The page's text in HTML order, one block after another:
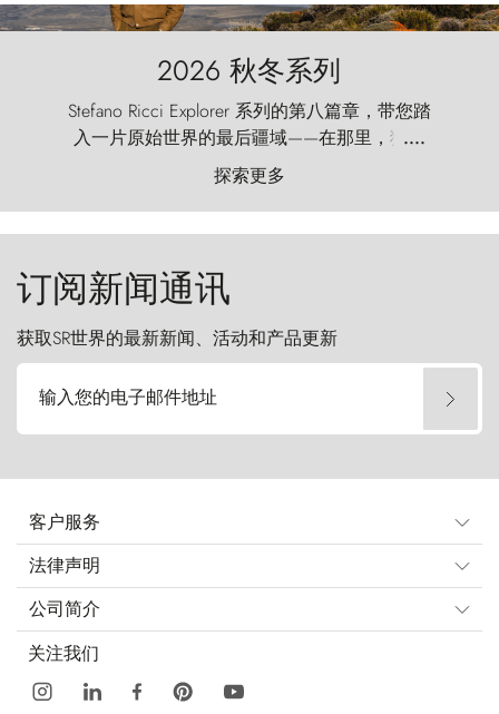
2026 秋冬系列
Stefano Ricci Explorer 系列的第八篇章，带您踏
入一片原始世界的最后疆域——在那里，狂风
以远古的怒号雕琢着自然，而百内塔（Torres
del Paine）则宛如石砌的哨兵，傲然向苍穹发
起挑战。
....
探索更多
订阅新闻通讯
获取SR世界的最新新闻、活动和产品更新
输入您的电子邮件地址
客户服务
法律声明
公司简介
关注我们